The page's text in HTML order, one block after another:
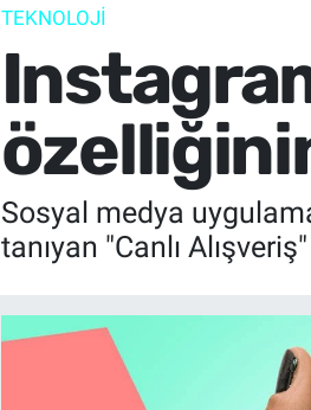
TEKNOLOJİ
Sosyal medya
tanıyan "Canlı